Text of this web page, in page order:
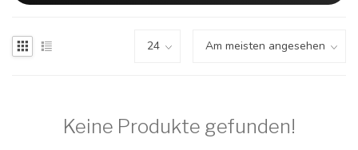
Keine Produkte gefunden!